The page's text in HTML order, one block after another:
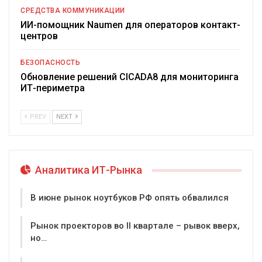
СРЕДСТВА КОММУНИКАЦИИ
ИИ-помощник Naumen для операторов контакт-
центров
БЕЗОПАСНОСТЬ
Обновление решений CICADA8 для мониторинга
ИТ-периметра
PREV NEXT
Аналитика ИТ-Рынка
В июне рынок ноутбуков РФ опять обвалился
Рынок проекторов во II квартале – рывок вверх,
но…